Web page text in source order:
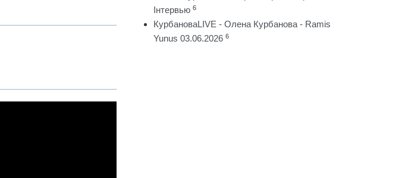
Інтервью 6
КурбановаLIVE - Олена Курбанова - Ramis
Yunus 03.06.2026 6